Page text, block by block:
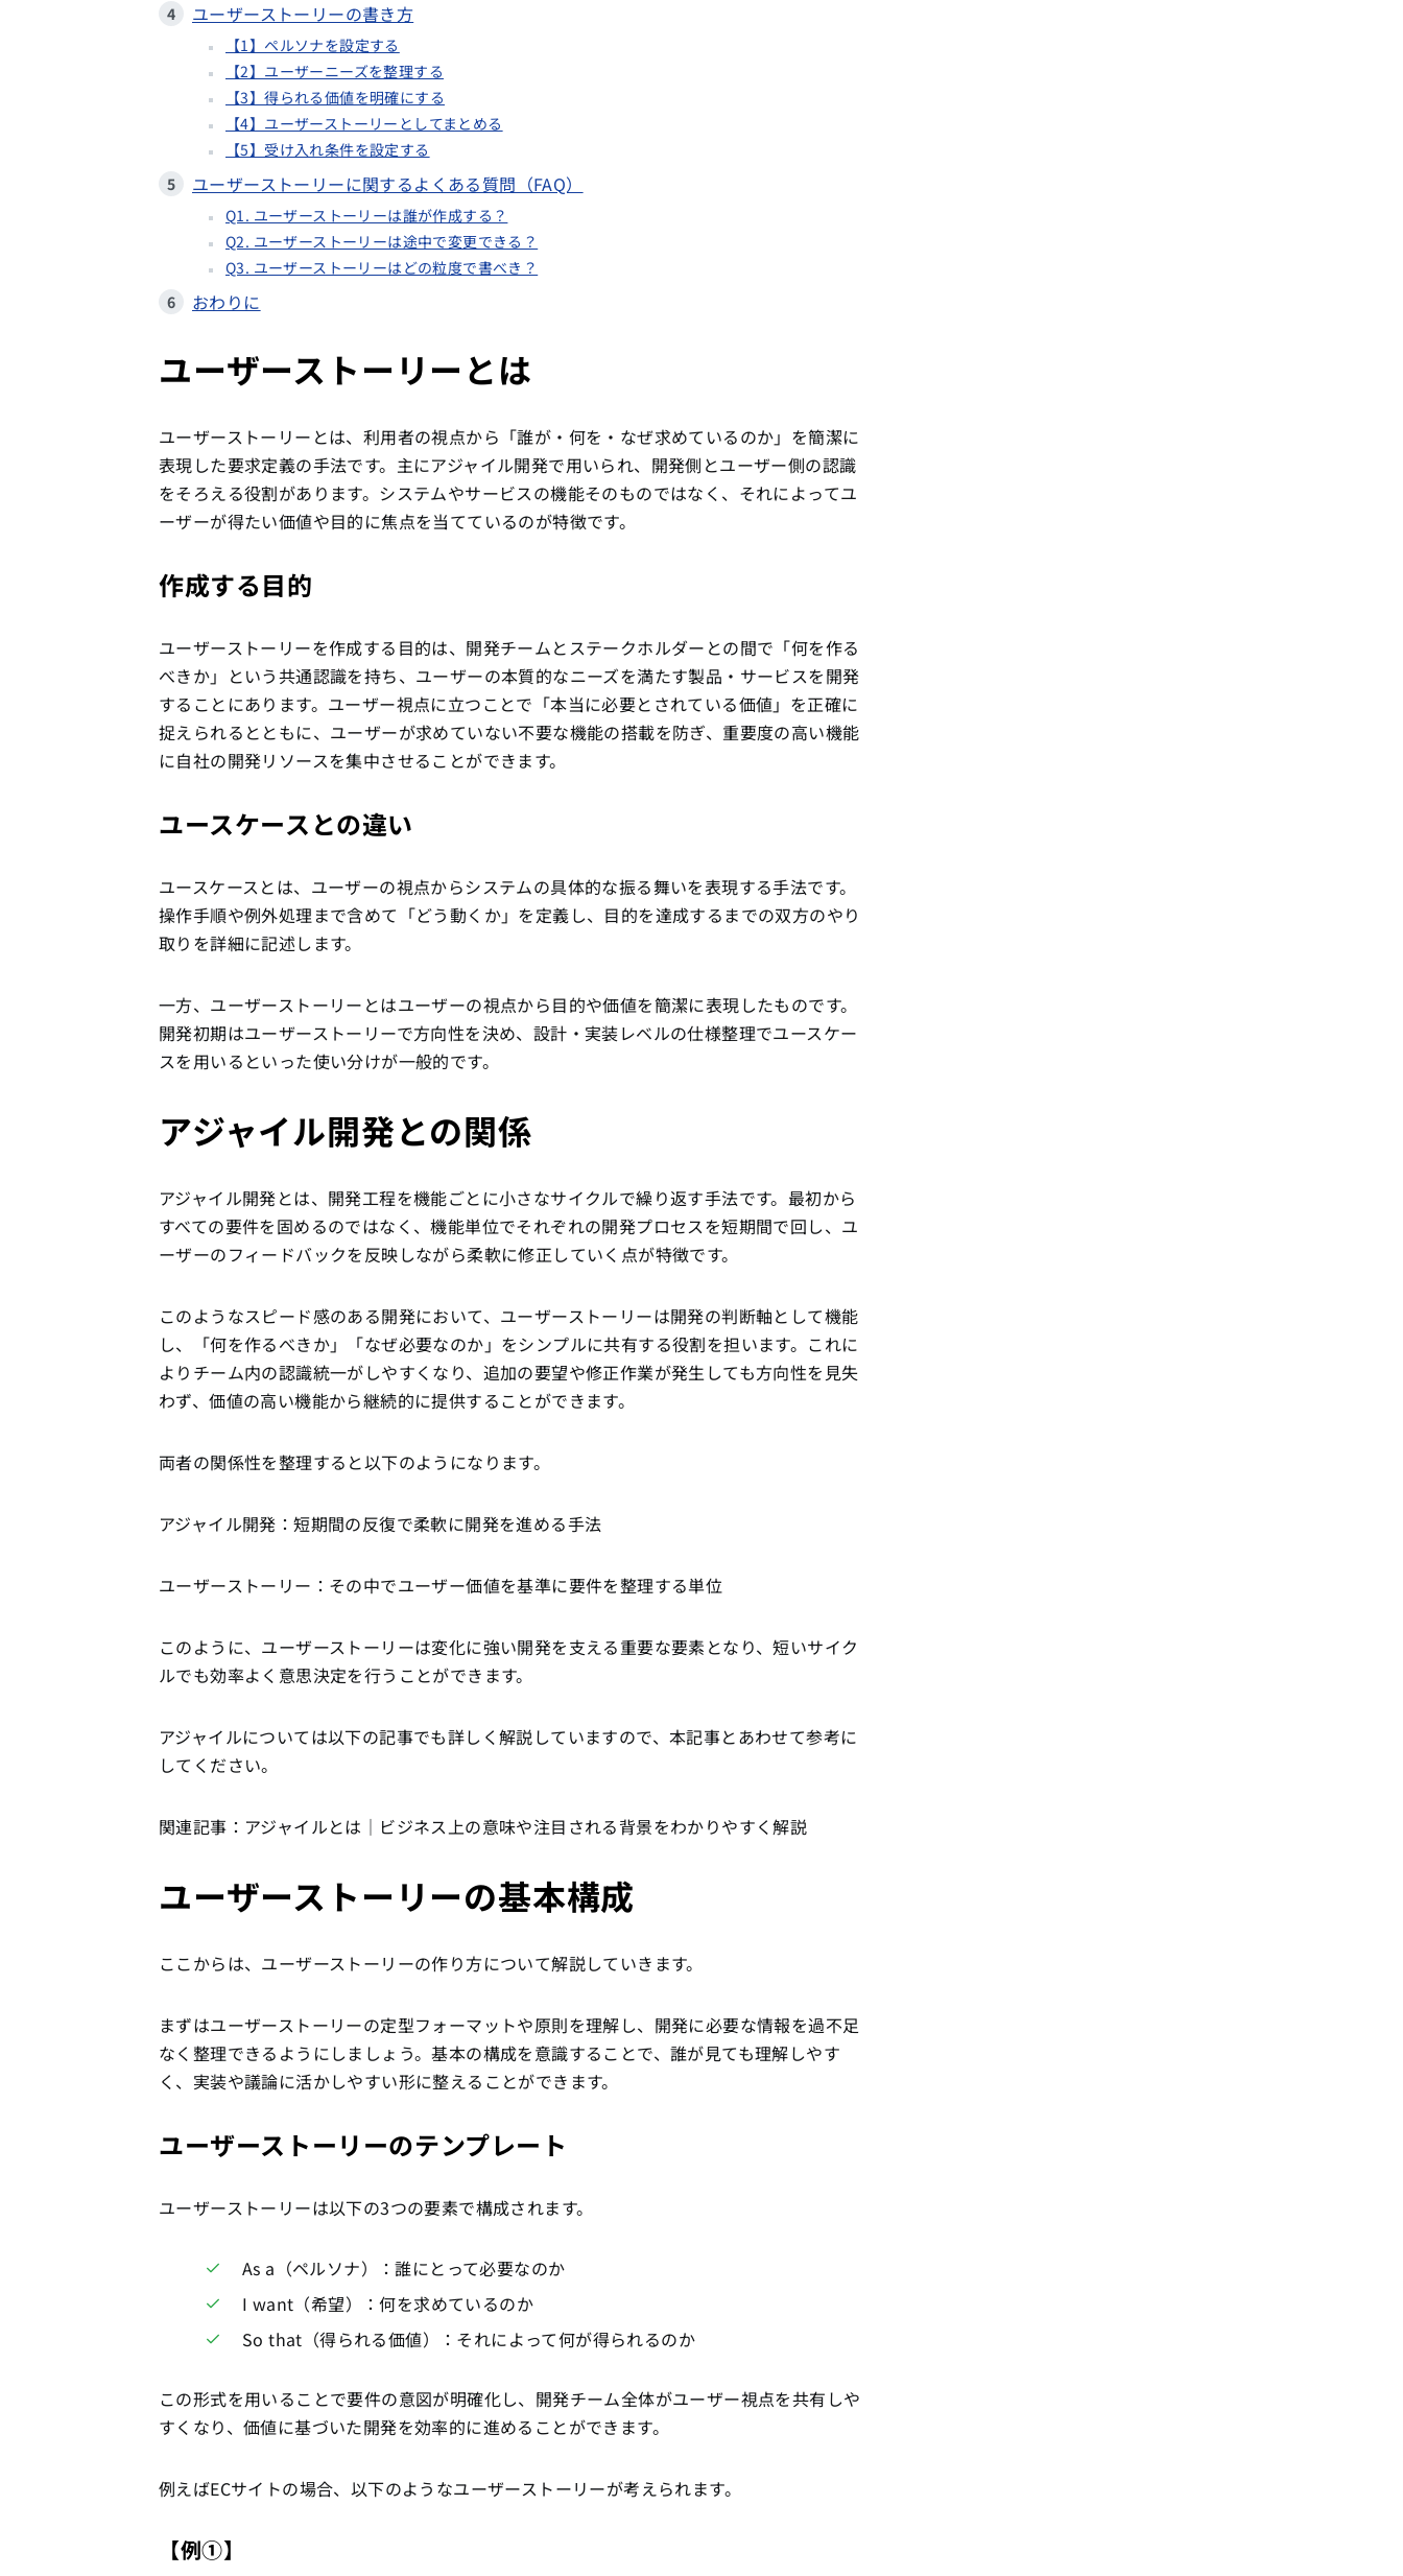
ユーザーストーリーの書き方
【1】ペルソナを設定する
【2】ユーザーニーズを整理する
【3】得られる価値を明確にする
【4】ユーザーストーリーとしてまとめる
【5】受け入れ条件を設定する
ユーザーストーリーに関するよくある質問（FAQ）
Q1. ユーザーストーリーは誰が作成する？
Q2. ユーザーストーリーは途中で変更できる？
Q3. ユーザーストーリーはどの粒度で書べき？
おわりに
ユーザーストーリーとは
ユーザーストーリーとは、利用者の視点から「誰が・何を・なぜ求めているのか」を簡潔に
表現した要求定義の手法です。主にアジャイル開発で用いられ、開発側とユーザー側の認識
をそろえる役割があります。システムやサービスの機能そのものではなく、それによってユ
ーザーが得たい価値や目的に焦点を当てているのが特徴です。
作成する目的
ユーザーストーリーを作成する目的は、開発チームとステークホルダーとの間で「何を作る
べきか」という共通認識を持ち、ユーザーの本質的なニーズを満たす製品・サービスを開発
することにあります。ユーザー視点に立つことで「本当に必要とされている価値」を正確に
捉えられるとともに、ユーザーが求めていない不要な機能の搭載を防ぎ、重要度の高い機能
に自社の開発リソースを集中させることができます。
ユースケースとの違い
ユースケースとは、ユーザーの視点からシステムの具体的な振る舞いを表現する手法です。
操作手順や例外処理まで含めて「どう動くか」を定義し、目的を達成するまでの双方のやり
取りを詳細に記述します。
一方、ユーザーストーリーとはユーザーの視点から目的や価値を簡潔に表現したものです。
開発初期はユーザーストーリーで方向性を決め、設計・実装レベルの仕様整理でユースケー
スを用いるといった使い分けが一般的です。
アジャイル開発との関係
アジャイル開発とは、開発工程を機能ごとに小さなサイクルで繰り返す手法です。最初から
すべての要件を固めるのではなく、機能単位でそれぞれの開発プロセスを短期間で回し、ユ
ーザーのフィードバックを反映しながら柔軟に修正していく点が特徴です。
このようなスピード感のある開発において、ユーザーストーリーは開発の判断軸として機能
し、「何を作るべきか」「なぜ必要なのか」をシンプルに共有する役割を担います。これに
よりチーム内の認識統一がしやすくなり、追加の要望や修正作業が発生しても方向性を見失
わず、価値の高い機能から継続的に提供することができます。
両者の関係性を整理すると以下のようになります。
アジャイル開発：短期間の反復で柔軟に開発を進める手法
ユーザーストーリー：その中でユーザー価値を基準に要件を整理する単位
このように、ユーザーストーリーは変化に強い開発を支える重要な要素となり、短いサイク
ルでも効率よく意思決定を行うことができます。
アジャイルについては以下の記事でも詳しく解説していますので、本記事とあわせて参考に
してください。
関連記事：アジャイルとは｜ビジネス上の意味や注目される背景をわかりやすく解説
ユーザーストーリーの基本構成
ここからは、ユーザーストーリーの作り方について解説していきます。
まずはユーザーストーリーの定型フォーマットや原則を理解し、開発に必要な情報を過不足
なく整理できるようにしましょう。基本の構成を意識することで、誰が見ても理解しやす
く、実装や議論に活かしやすい形に整えることができます。
ユーザーストーリーのテンプレート
ユーザーストーリーは以下の3つの要素で構成されます。
As a（ペルソナ）：誰にとって必要なのか
I want（希望）：何を求めているのか
So that（得られる価値）：それによって何が得られるのか
この形式を用いることで要件の意図が明確化し、開発チーム全体がユーザー視点を共有しや
すくなり、価値に基づいた開発を効率的に進めることができます。
例えばECサイトの場合、以下のようなユーザーストーリーが考えられます。
【例①】